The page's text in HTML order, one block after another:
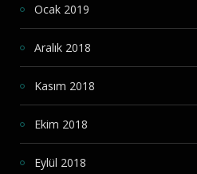
Ocak 2019
Aralık 2018
Kasım 2018
Ekim 2018
Eylül 2018